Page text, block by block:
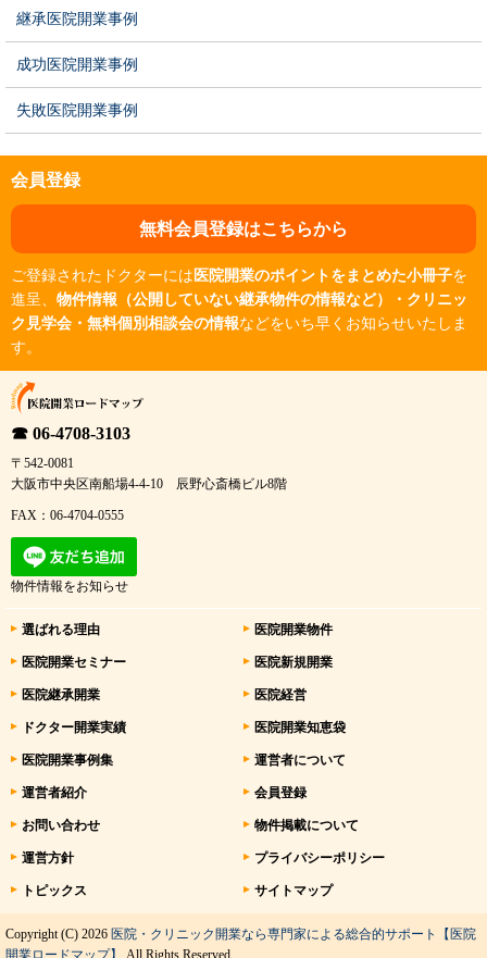
継承医院開業事例
成功医院開業事例
失敗医院開業事例
会員登録
無料会員登録はこちらから
ご登録されたドクターには 医院開業のポイントをまとめた小冊子を
進呈、 物件情報（公開していない継承物件の情報など）・クリニッ
ク見学会・無料個別相談会の情報などをいち早くお知らせいたしま
す。
☎ 06-4708-3103
〒542-0081
大阪市中央区南船場4-4-10 辰野心斎橋ビル8階
FAX：06-4704-0555
物件情報をお知らせ
選ばれる理由 医院開業物件
医院開業セミナー 医院新規開業
医院継承開業 医院経営
ドクター開業実績 医院開業知恵袋
医院開業事例集 運営者について
運営者紹介 会員登録
お問い合わせ 物件掲載について
運営方針 プライバシーポリシー
トピックス サイトマップ
Copyright (C) 2026 医院・クリニック開業なら専門家による総合的サポート【医院
開業ロードマップ】
All Rights Reserved.